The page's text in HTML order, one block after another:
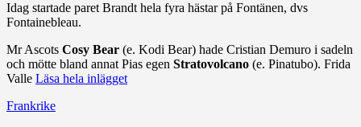
Idag startade paret Brandt hela fyra hästar på Fontänen, dvs
Fontainebleau.
Mr Ascots Cosy Bear (e. Kodi Bear) hade Cristian Demuro i sadeln
och mötte bland annat Pias egen Stratovolcano (e. Pinatubo). Frida
Valle Läsa hela inlägget
Frankrike